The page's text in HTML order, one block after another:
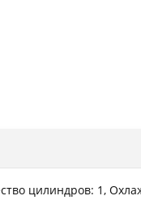
цилиндров: 1,